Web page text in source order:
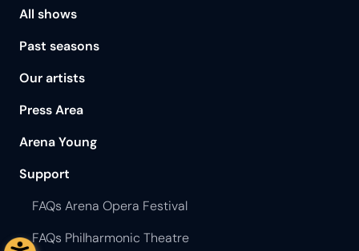
All shows
Past seasons
Our artists
Press Area
Arena Young
Support
FAQs Arena Opera Festival
FAQs Philharmonic Theatre